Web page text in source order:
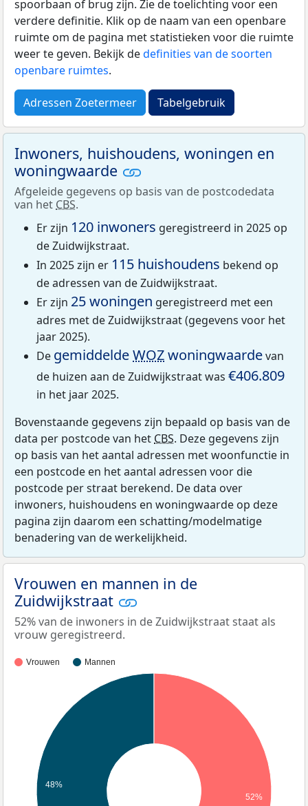
spoorbaan of brug zijn. Zie de toelichting voor een
verdere definitie. Klik op de naam van een openbare
ruimte om de pagina met statistieken voor die ruimte
weer te geven. Bekijk dedefinities van de soorten
openbare ruimtes.
Adressen Zoetermeer Tabelgebruik
Inwoners, huishoudens, woningen en
woningwaarde
Afgeleide gegevens op basis van de postcodedata
van het CBS.
Er zijn 120 inwoners geregistreerd in 2025 op
de Zuidwijkstraat.
In 2025 zijn er 115 huishoudens bekend op
de adressen van de Zuidwijkstraat.
Er zijn 25 woningen geregistreerd met een
adres met de Zuidwijkstraat (gegevens voor het
jaar 2025).
De gemiddeldeWOZwoningwaardevan
de huizen aan de Zuidwijkstraat was €406.809
in het jaar 2025.
Bovenstaande gegevens zijn bepaald op basis van de
data per postcode van het CBS. Deze gegevens zijn
op basis van het aantal adressen met woonfunctie in
een postcode en het aantal adressen voor die
postcode per straat berekend. De data over
inwoners, huishoudens en woningwaarde op deze
pagina zijn daarom een schatting/modelmatige
benadering van de werkelijkheid.
Vrouwen en mannen in de
Zuidwijkstraat
52% van de inwoners in de Zuidwijkstraat staat als
vrouw geregistreerd.
Vrouwen Mannen
48%
52%